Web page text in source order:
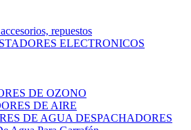
repuestos
ELECTRONICOS
DE OZONO
DE AIRE
DE AGUA DESPACHADORES